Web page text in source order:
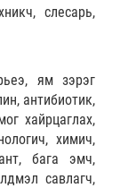
слесарь,
ям зэрэг
антибиотик,
хайрцаглах,
химич,
бага эмч,
савлагч,